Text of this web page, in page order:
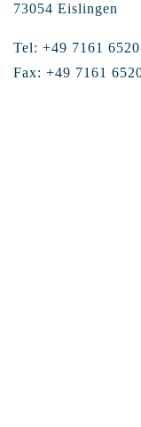
73054 Eislingen
Tel: +49 7161
Fax: +49 7161